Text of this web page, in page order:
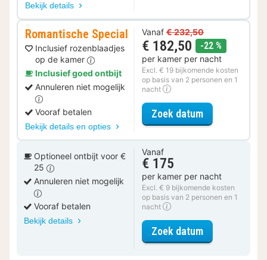
Bekijk details
Romantische Special
Inclusief rozenblaadjes
op de kamer
Inclusief goed ontbijt
Annuleren niet mogelijk
Vooraf betalen
Bekijk details en opties
Vanaf € 232,50
€ 182,50 -22 %
per kamer per nacht
Excl. € 19 bijkomende kosten
op basis van 2 personen en 1
nacht
Zoek datumvoor
Optioneel ontbijt voor €
25
Annuleren niet mogelijk
Vooraf betalen
Bekijk details
Vanaf
€ 175
per kamer per nacht
Excl. € 9 bijkomende kosten
op basis van 2 personen en 1
nacht
Zoek datumvoor